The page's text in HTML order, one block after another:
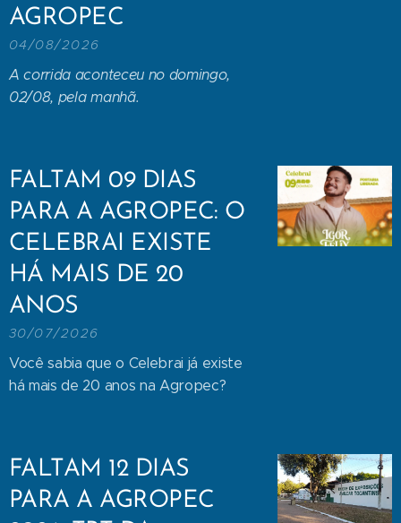
AGROPEC
04/08/2026
A corrida aconteceu no domingo,
02/08, pela manhã.
FALTAM 09 DIAS
PARA A AGROPEC: O
CELEBRAI EXISTE
HÁ MAIS DE 20
ANOS
30/07/2026
Você sabia que o Celebrai já existe
há mais de 20 anos na Agropec?
FALTAM 12 DIAS
PARA A AGROPEC